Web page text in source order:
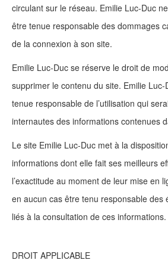
circulant sur le réseau. Emilie Luc-Duc
être tenue responsable des dommages
de la connexion à son site.
Emilie Luc-Duc se réserve le droit de
supprimer le contenu du site. Emilie
tenue responsable de l’utilisation qui
internautes des informations contenues
Le site Emilie Luc-Duc met à la
informations dont elle fait ses meilleurs
l’exactitude au moment de leur mise en
en aucun cas être tenu responsable des
liés à la consultation de ces informations.
DROIT APPLICABLE